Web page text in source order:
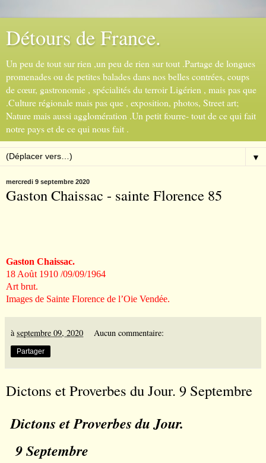
Détours de France.
Un peu de tout sur rien ,un peu de rien sur tout .Partage de longues
promenades ou de petites balades dans nos belles contrées, coups
de cœur, gastronomie , spécialités du terroir Ligérien , mais pas que
.Culture régionale mais pas que , exposition, photos, Street art;
Nature mais aussi agglomération .Un petit fourre- tout de ce qui fait
notre pays et de ce qui nous fait .
▼
mercredi 9 septembre 2020
Gaston Chaissac - sainte Florence 85
Gaston Chaissac.
18 Août 1910 /09/09/1964
Art brut.
Images de Sainte Florence de l’Oie Vendée.
à septembre 09, 2020 Aucun commentaire:
Partager
Dictons et Proverbes du Jour. 9 Septembre
Dictons et Proverbes du Jour.
9 Septembre